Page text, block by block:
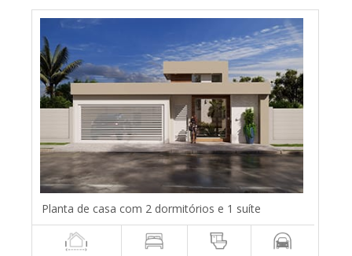
Planta de casa com 2 dormitórios e 1 suíte